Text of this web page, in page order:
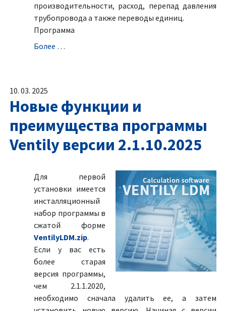
производительности, расход, перепад давления
трубопровода а также переводы единиц.
Программа
Болeе …
10. 03. 2025
Новые функции и
преимущества программы
Ventily версии 2.1.10.2025
Для первой
установки имеется
инсталляционный
набор программы в
сжатой форме
VentilyLDM.zip.
Если у вас есть
более старая
версия программы,
чем 2.1.1.2020,
необходимо сначала удалить ее, а затем